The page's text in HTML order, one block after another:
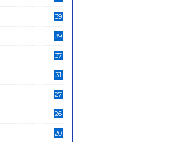
39
39
37
31
27
26
20